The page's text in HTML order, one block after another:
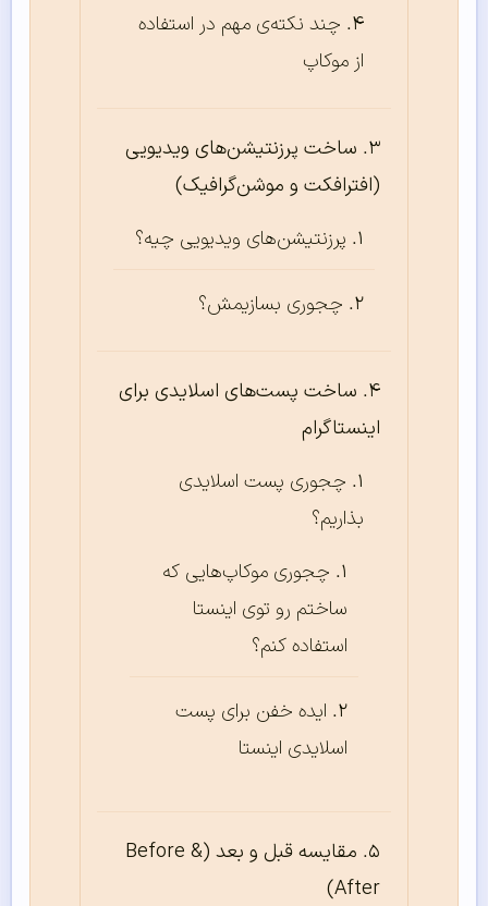
چند نکته‌ی مهم در استفاده
از موکاپ
ساخت پرزنتیشن‌های ویدیویی
(افترافکت و موشن‌گرافیک)
پرزنتیشن‌های ویدیویی چیه؟
چجوری بسازیمش؟
ساخت پست‌های اسلایدی برای
اینستاگرام
چجوری پست اسلایدی
بذاریم؟
چجوری موکاپ‌هایی که
ساختم رو توی اینستا
استفاده کنم؟
ایده خفن برای پست
اسلایدی اینستا
مقایسه قبل و بعد (Before &
After)